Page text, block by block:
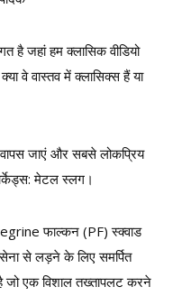
जहां हम क्लासिक वीडियो
वे वास्तव में क्लासिक्स हैं या
जाएं और सबसे लोकप्रिय
मेटल स्लग।
फाल्कन (PF) स्क्वाड
से लड़ने के लिए समर्पित
एक विशाल तख्तापलट करने